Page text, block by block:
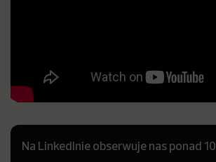
Na LinkedInie obserwuje nas ponad